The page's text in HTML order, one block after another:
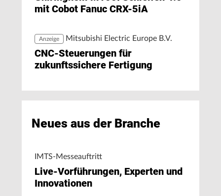
mit Cobot Fanuc CRX-5iA
Anzeige Mitsubishi Electric Europe B.V.
CNC-Steuerungen für
zukunftssichere Fertigung
Neues aus der Branche
IMTS-Messeauftritt
Live-Vorführungen, Experten und
Innovationen